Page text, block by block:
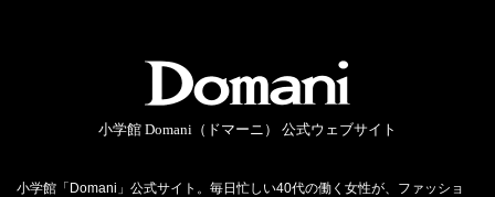
小学館 Domani（ドマーニ） 公式ウェブサイト
小学館「Domani」公式サイト。毎日忙しい40代の働く女性が、ファッショ